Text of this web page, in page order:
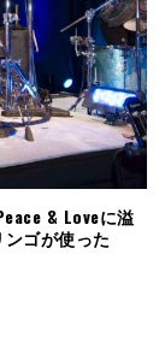
& Loveに溢
ゴが使った